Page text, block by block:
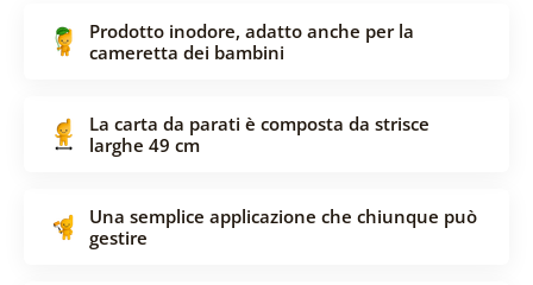
Prodotto inodore, adatto anche per la
cameretta dei bambini
La carta da parati è composta da strisce
larghe 49 cm
Una semplice applicazione che chiunque può
gestire